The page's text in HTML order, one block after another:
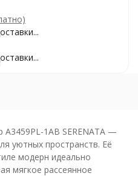
1AB SERENATA —
уютных пространств. Её
модерн идеально
мягкое рассеянное